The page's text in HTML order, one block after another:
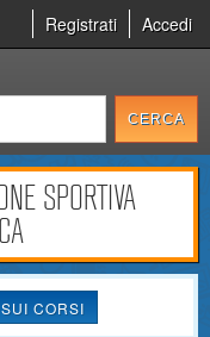
Registrati Accedi
SPORTIVA
CORSI